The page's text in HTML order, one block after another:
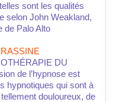
sont les qualités
selon John Weakland,
de Palo Alto
DU
de l’hypnose est
hypnotiques qui sont à
douloureux, de